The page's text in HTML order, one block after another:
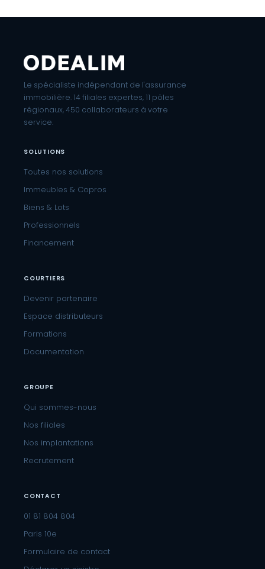
Le spécialiste indépendant de l'assurance
immobilière. 14 filiales expertes, 11 pôles
régionaux, 450 collaborateurs à votre
service.
SOLUTIONS
Toutes nos solutions
Immeubles & Copros
Biens & Lots
Professionnels
Financement
COURTIERS
Devenir partenaire
Espace distributeurs
Formations
Documentation
GROUPE
Qui sommes-nous
Nos filiales
Nos implantations
Recrutement
CONTACT
01 81 804 804
Paris 10e
Formulaire de contact